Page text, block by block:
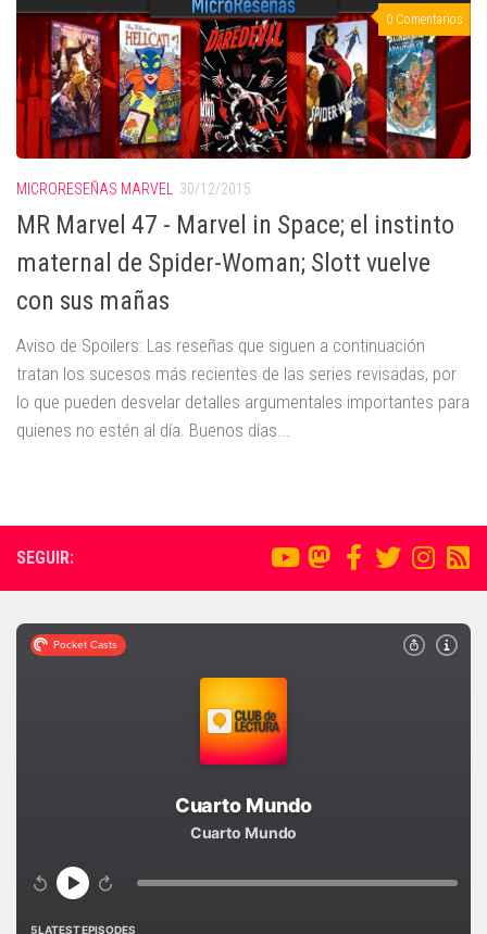
0 Comentarios
MICRORESEÑAS MARVEL 30/12/2015
MR Marvel 47 - Marvel in Space; el instinto
maternal de Spider-Woman; Slott vuelve
con sus mañas
Aviso de Spoilers: Las reseñas que siguen a continuación
tratan los sucesos más recientes de las series revisadas, por
lo que pueden desvelar detalles argumentales importantes para
quienes no estén al día. Buenos días...
SEGUIR: